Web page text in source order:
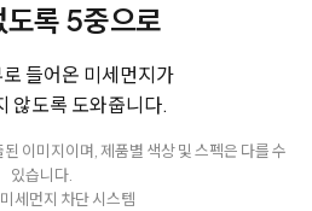
도록 5중으로
들어온 미세먼지가
않도록 도와줍니다.
이미지이며, 제품별 색상 및 스펙은 다를 수
있습니다.
세먼지 차단 시스템